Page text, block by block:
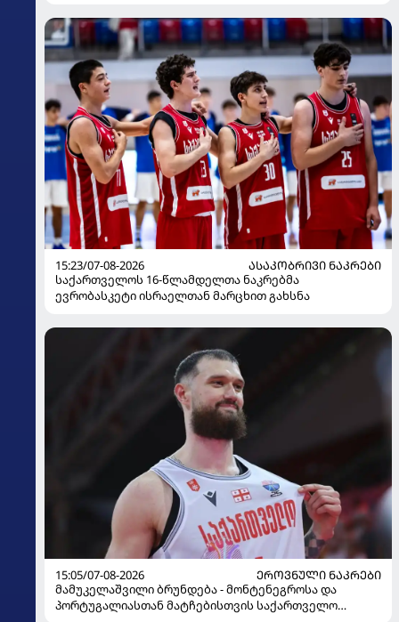
15:23/07-08-2026
ᲐᲡᲐᲙᲝᲑᲠᲘᲕᲘ ᲜᲐᲙᲠᲔᲑᲘ
საქართველოს 16-წლამდელთა ნაკრებმა
ევრობასკეტი ისრაელთან მარცხით გახსნა
15:05/07-08-2026
ᲔᲠᲝᲕᲜᲣᲚᲘ ᲜᲐᲙᲠᲔᲑᲘ
მამუკელაშვილი ბრუნდება - მონტენეგროსა და
პორტუგალიასთან მატჩებისთვის საქართველო